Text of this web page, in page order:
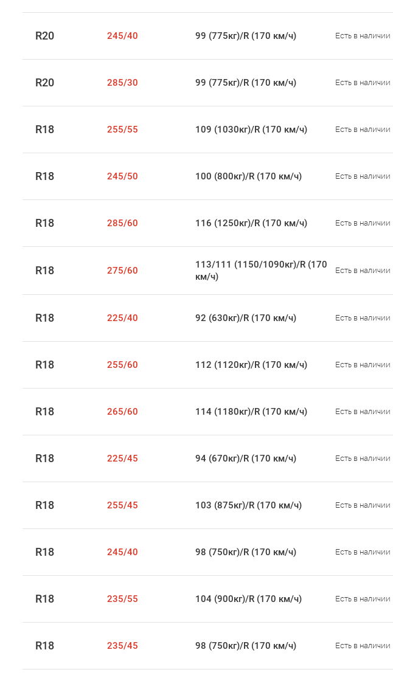
R20 245/40 99 (775кг)/R (170 км/ч) Есть в наличии
R20 285/30 99 (775кг)/R (170 км/ч) Есть в наличии
R18 255/55 109 (1030кг)/R (170 км/ч) Есть в наличии
R18 245/50 100 (800кг)/R (170 км/ч) Есть в наличии
R18 285/60 116 (1250кг)/R (170 км/ч) Есть в наличии
R18 275/60
113/111 (1150/1090кг)/R (170
км/ч)
Есть в наличии
R18 225/40 92 (630кг)/R (170 км/ч) Есть в наличии
R18 255/60 112 (1120кг)/R (170 км/ч) Есть в наличии
R18 265/60 114 (1180кг)/R (170 км/ч) Есть в наличии
R18 225/45 94 (670кг)/R (170 км/ч) Есть в наличии
R18 255/45 103 (875кг)/R (170 км/ч) Есть в наличии
R18 245/40 98 (750кг)/R (170 км/ч) Есть в наличии
R18 235/55 104 (900кг)/R (170 км/ч) Есть в наличии
R18 235/45 98 (750кг)/R (170 км/ч) Есть в наличии